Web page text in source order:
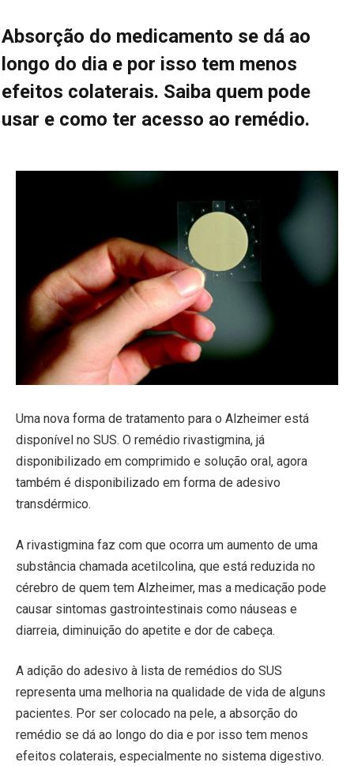
Absorção do medicamento se dá ao
longo do dia e por isso tem menos
efeitos colaterais. Saiba quem pode
usar e como ter acesso ao remédio.
Uma nova forma de tratamento para o Alzheimer está
disponível no SUS. O remédio rivastigmina, já
disponibilizado em comprimido e solução oral, agora
também é disponibilizado em forma de adesivo
transdérmico.
A rivastigmina faz com que ocorra um aumento de uma
substância chamada acetilcolina, que está reduzida no
cérebro de quem tem Alzheimer, mas a medicação pode
causar sintomas gastrointestinais como náuseas e
diarreia, diminuição do apetite e dor de cabeça.
A adição do adesivo à lista de remédios do SUS
representa uma melhoria na qualidade de vida de alguns
pacientes. Por ser colocado na pele, a absorção do
remédio se dá ao longo do dia e por isso tem menos
efeitos colaterais, especialmente no sistema digestivo.